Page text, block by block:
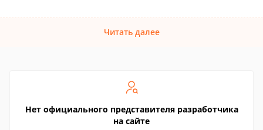
Читать далее
Нет официального представителя разработчика
на сайте